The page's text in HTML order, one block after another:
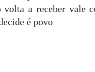
volta a receber vale
é povo